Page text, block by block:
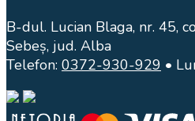
B-dul. Lucian Blaga, nr. 45,
Sebeș, jud. Alba
Telefon: 0372-930-929 •